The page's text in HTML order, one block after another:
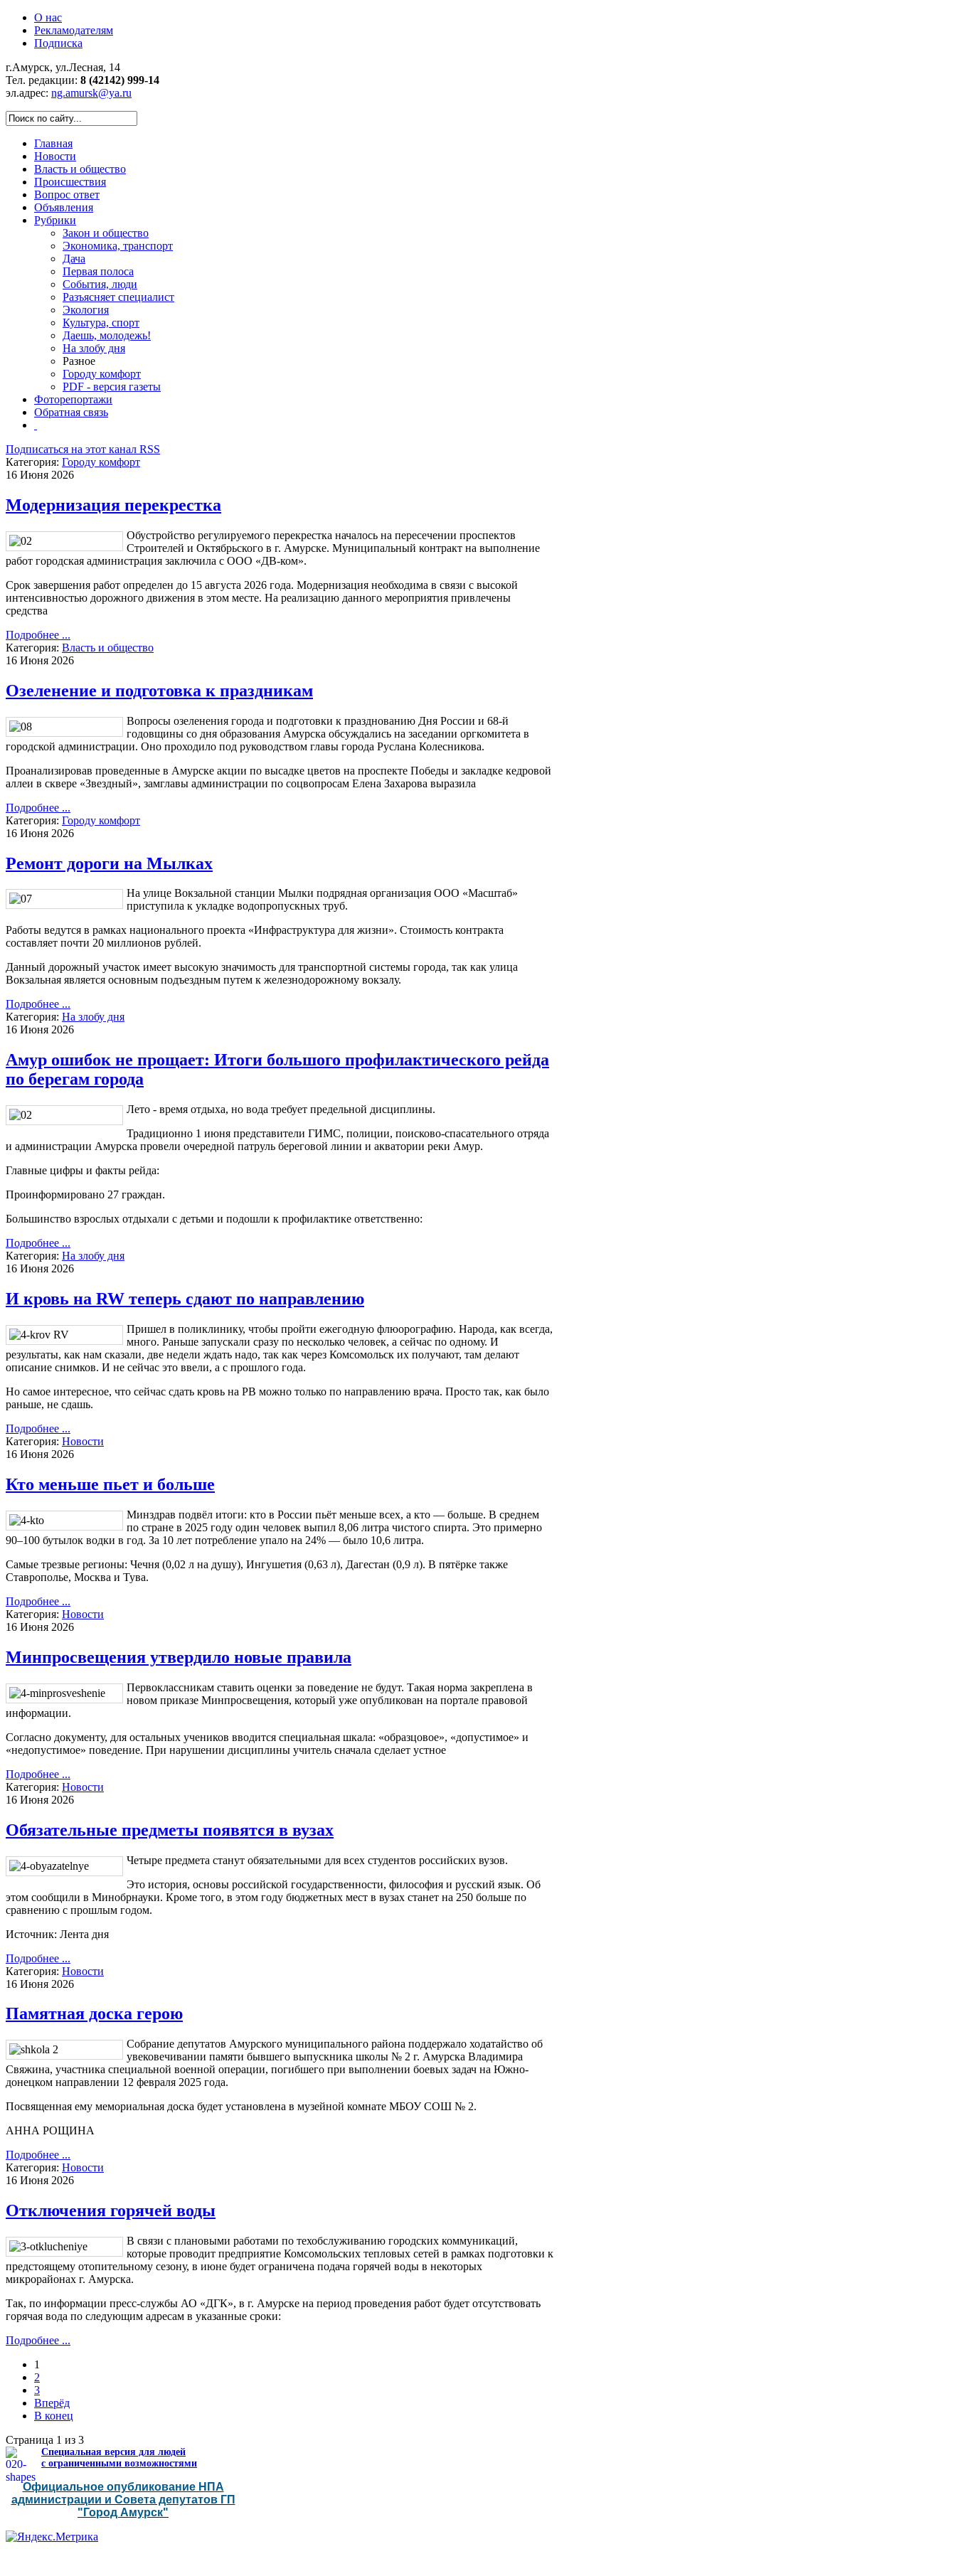
О нас
Рекламодателям
Подписка
г.Амурск, ул.Лесная, 14
Тел. редакции: 8 (42142) 999-14
эл.адрес: ng.amursk@ya.ru
Главная
Новости
Власть и общество
Происшествия
Вопрос ответ
Объявления
Рубрики
Закон и общество
Экономика, транспорт
Дача
Первая полоса
События, люди
Разъясняет специалист
Экология
Культура, спорт
Даешь, молодежь!
На злобу дня
Разное
Городу комфорт
PDF - версия газеты
Фоторепортажи
Обратная связь
Подписаться на этот канал RSS
Категория: Городу комфорт
16 Июня 2026
Модернизация перекрестка
Обустройство регулируемого перекрестка началось на пересечении проспектов
Строителей и Октябрьского в г. Амурске. Муниципальный контракт на выполнение
работ городская администрация заключила с ООО «ДВ-ком».
Срок завершения работ определен до 15 августа 2026 года. Модернизация необходима в связи с высокой
интенсивностью дорожного движения в этом месте. На реализацию данного мероприятия привлечены
средства
Подробнее ...
Категория: Власть и общество
16 Июня 2026
Озеленение и подготовка к праздникам
Вопросы озеленения города и подготовки к празднованию Дня России и 68-й
годовщины со дня образования Амурска обсуждались на заседании оргкомитета в
городской администрации. Оно проходило под руководством главы города Руслана Колесникова.
Проанализировав проведенные в Амурске акции по высадке цветов на проспекте Победы и закладке кедровой
аллеи в сквере «Звездный», замглавы администрации по соцвопросам Елена Захарова выразила
Подробнее ...
Категория: Городу комфорт
16 Июня 2026
Ремонт дороги на Мылках
На улице Вокзальной станции Мылки подрядная организация ООО «Масштаб»
приступила к укладке водопропускных труб.
Работы ведутся в рамках национального проекта «Инфраструктура для жизни». Стоимость контракта
составляет почти 20 миллионов рублей.
Данный дорожный участок имеет высокую значимость для транспортной системы города, так как улица
Вокзальная является основным подъездным путем к железнодорожному вокзалу.
Подробнее ...
Категория: На злобу дня
16 Июня 2026
Амур ошибок не прощает: Итоги большого профилактического рейда
по берегам города
Лето - время отдыха, но вода требует предельной дисциплины.
Традиционно 1 июня представители ГИМС, полиции, поисково-спасательного отряда
и администрации Амурска провели очередной патруль береговой линии и акватории реки Амур.
Главные цифры и факты рейда:
Проинформировано 27 граждан.
Большинство взрослых отдыхали с детьми и подошли к профилактике ответственно:
Подробнее ...
Категория: На злобу дня
16 Июня 2026
И кровь на RW теперь сдают по направлению
Пришел в поликлинику, чтобы пройти ежегодную флюорографию. Народа, как всегда,
много. Раньше запускали сразу по несколько человек, а сейчас по одному. И
результаты, как нам сказали, две недели ждать надо, так как через Комсомольск их получают, там делают
описание снимков. И не сейчас это ввели, а с прошлого года.
Но самое интересное, что сейчас сдать кровь на РВ можно только по направлению врача. Просто так, как было
раньше, не сдашь.
Подробнее ...
Категория: Новости
16 Июня 2026
Кто меньше пьет и больше
Минздрав подвёл итоги: кто в России пьёт меньше всех, а кто — больше. В среднем
по стране в 2025 году один человек выпил 8,06 литра чистого спирта. Это примерно
90–100 бутылок водки в год. За 10 лет потребление упало на 24% — было 10,6 литра.
Самые трезвые регионы: Чечня (0,02 л на душу), Ингушетия (0,63 л), Дагестан (0,9 л). В пятёрке также
Ставрополье, Москва и Тува.
Подробнее ...
Категория: Новости
16 Июня 2026
Минпросвещения утвердило новые правила
Первоклассникам ставить оценки за поведение не будут. Такая норма закреплена в
новом приказе Минпросвещения, который уже опубликован на портале правовой
информации.
Согласно документу, для остальных учеников вводится специальная шкала: «образцовое», «допустимое» и
«недопустимое» поведение. При нарушении дисциплины учитель сначала сделает устное
Подробнее ...
Категория: Новости
16 Июня 2026
Обязательные предметы появятся в вузах
Четыре предмета станут обязательными для всех студентов российских вузов.
Это история, основы российской государственности, философия и русский язык. Об
этом сообщили в Минобрнауки. Кроме того, в этом году бюджетных мест в вузах станет на 250 больше по
сравнению с прошлым годом.
Источник: Лента дня
Подробнее ...
Категория: Новости
16 Июня 2026
Памятная доска герою
Собрание депутатов Амурского муниципального района поддержало ходатайство об
увековечивании памяти бывшего выпускника школы № 2 г. Амурска Владимира
Свяжина, участника специальной военной операции, погибшего при выполнении боевых задач на Южно-
донецком направлении 12 февраля 2025 года.
Посвященная ему мемориальная доска будет установлена в музейной комнате МБОУ СОШ № 2.
АННА РОЩИНА
Подробнее ...
Категория: Новости
16 Июня 2026
Отключения горячей воды
В связи с плановыми работами по техобслуживанию городских коммуникаций,
которые проводит предприятие Комсомольских тепловых сетей в рамках подготовки к
предстоящему отопительному сезону, в июне будет ограничена подача горячей воды в некоторых
микрорайонах г. Амурска.
Так, по информации пресс-службы АО «ДГК», в г. Амурске на период проведения работ будет отсутствовать
горячая вода по следующим адресам в указанные сроки:
Подробнее ...
1
2
3
Вперёд
В конец
Страница 1 из 3
Специальная версия для людей
с ограниченными возможностями
Официальное опубликование НПА
администрации и Совета депутатов ГП
"Город Амурск"